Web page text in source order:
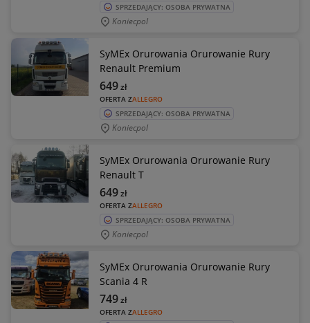
SPRZEDAJĄCY: OSOBA PRYWATNA
Koniecpol
SyMEx Orurowania Orurowanie Rury
Renault Premium
OFERTA ZALLEGRO
649zł
SPRZEDAJĄCY: OSOBA PRYWATNA
Koniecpol
SyMEx Orurowania Orurowanie Rury
Renault T
OFERTA ZALLEGRO
649zł
SPRZEDAJĄCY: OSOBA PRYWATNA
Koniecpol
SyMEx Orurowania Orurowanie Rury
Scania 4 R
OFERTA ZALLEGRO
749zł